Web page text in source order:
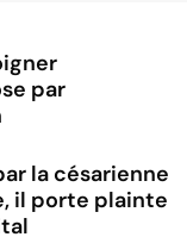
par
la césarienne
il porte plainte